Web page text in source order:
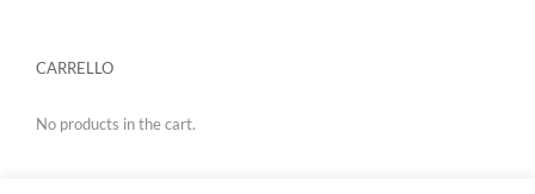
CARRELLO
No products in the cart.